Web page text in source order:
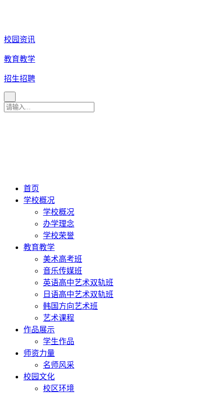
校园资讯
教育教学
招生招聘
首页
学校概况
学校概况
办学理念
学校荣誉
教育教学
美术高考班
音乐传媒班
英语高中艺术双轨班
日语高中艺术双轨班
韩国方向艺术班
艺术课程
作品展示
学生作品
师资力量
名师风采
校园文化
校区环境